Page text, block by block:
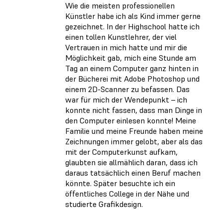
Wie die meisten professionellen
Künstler habe ich als Kind immer gerne
gezeichnet. In der Highschool hatte ich
einen tollen Kunstlehrer, der viel
Vertrauen in mich hatte und mir die
Möglichkeit gab, mich eine Stunde am
Tag an einem Computer ganz hinten in
der Bücherei mit Adobe Photoshop und
einem 2D-Scanner zu befassen. Das
war für mich der Wendepunkt – ich
konnte nicht fassen, dass man Dinge in
den Computer einlesen konnte! Meine
Familie und meine Freunde haben meine
Zeichnungen immer gelobt, aber als das
mit der Computerkunst aufkam,
glaubten sie allmählich daran, dass ich
daraus tatsächlich einen Beruf machen
könnte. Später besuchte ich ein
öffentliches College in der Nähe und
studierte Grafikdesign.